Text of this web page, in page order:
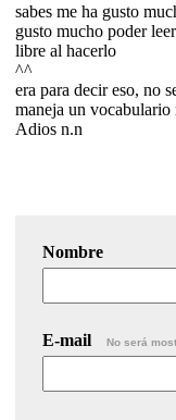
sabes me ha gusto
gusto mucho poder
libre al hacerlo
^^
era para decir eso, no
maneja un vocabulario
Adios n.n
Nombre
E-mail No será